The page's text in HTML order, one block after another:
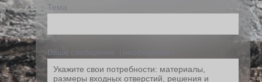
Тема
Ваше сообщение（необходимо）